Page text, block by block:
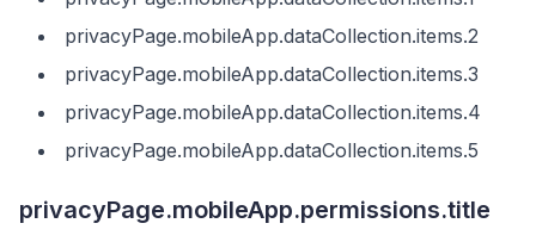
privacyPage.mobileApp.dataCollection.items.2
privacyPage.mobileApp.dataCollection.items.3
privacyPage.mobileApp.dataCollection.items.4
privacyPage.mobileApp.dataCollection.items.5
privacyPage.mobileApp.permissions.title